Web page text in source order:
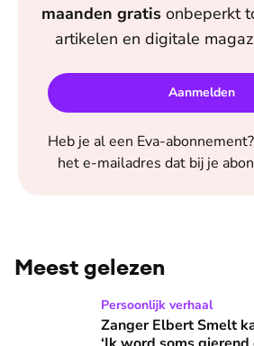
maanden gratis onbeperkt
artikelen en digitale
Aanmelden
Heb je al een Eva-abonnement?
het e-mailadres dat bij je
Meest gelezen
Zanger Elbert Smelt kan niet niets
Persoonlijk verhaal
Zanger Elbert Smelt